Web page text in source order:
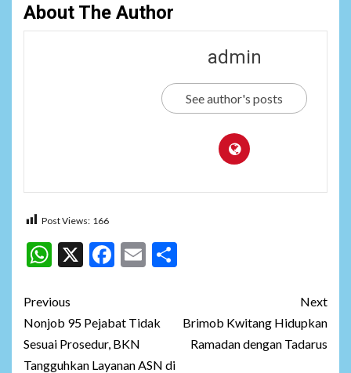
About The Author
admin
See author's posts
Post Views: 166
WhatsApp
X Facebook
Email
Post
navigation
Previous
Nonjob 95 Pejabat Tidak
Sesuai Prosedur, BKN
Tangguhkan Layanan ASN di
Next
Brimob Kwitang Hidupkan
Ramadan dengan Tadarus